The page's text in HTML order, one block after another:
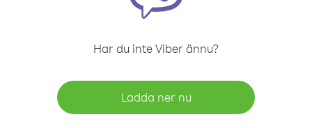
Har du inte Viber ännu?
Ladda ner nu